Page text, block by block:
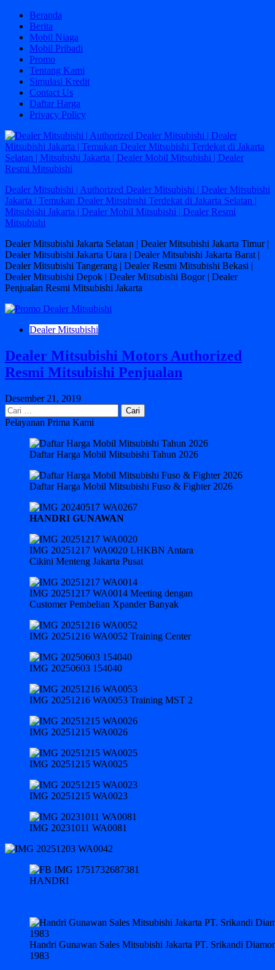
Skip
content
Beranda
Berita
Mobil Niaga
Mobil Pribadi
Promo
Tentang Kami
Simulasi Kredit
Contact Us
Daftar Harga
Privacy Policy
Dealer Mitsubishi | Authorized Dealer Mitsubishi | Dealer Mitsubishi
Jakarta | Temukan Dealer Mitsubishi Terdekat di Jakarta Selatan |
Mitsubishi Jakarta | Dealer Mobil Mitsubishi | Dealer Resmi
Mitsubishi
Dealer Mitsubishi Jakarta Selatan | Dealer Mitsubishi Jakarta Timur |
Dealer Mitsubishi Jakarta Utara | Dealer Mitsubishi Jakarta Barat |
Dealer Mitsubishi Tangerang | Dealer Resmi Mitsubishi Bekasi |
Dealer Mitsubishi Depok | Dealer Mitsubishi Bogor | Dealer
Penjualan Resmi Mitsubishi Jakarta
Dealer Mitsubishi
Dealer Mitsubishi Motors Authorized
Resmi Mitsubishi Penjualan
Desember 21, 2019
Cari
untuk:
Pelayanan Prima Kami
Daftar Harga Mobil Mitsubishi Tahun 2026
Daftar Harga Mobil Mitsubishi Fuso & Fighter 2026
HANDRI GUNAWAN
IMG 20251217 WA0020 LHKBN Antara
Cikini Menteng Jakarta Pusat
IMG 20251217 WA0014 Meeting dengan
Customer Pembelian Xpander Banyak
IMG 20251216 WA0052 Training Center
IMG 20250603 154040
IMG 20251216 WA0053 Training MST 2
IMG 20251215 WA0026
IMG 20251215 WA0025
IMG 20251215 WA0023
IMG 20231011 WA0081
HANDRI
Handri Gunawan Sales Mitsubishi Jakarta PT. Srikandi
1983